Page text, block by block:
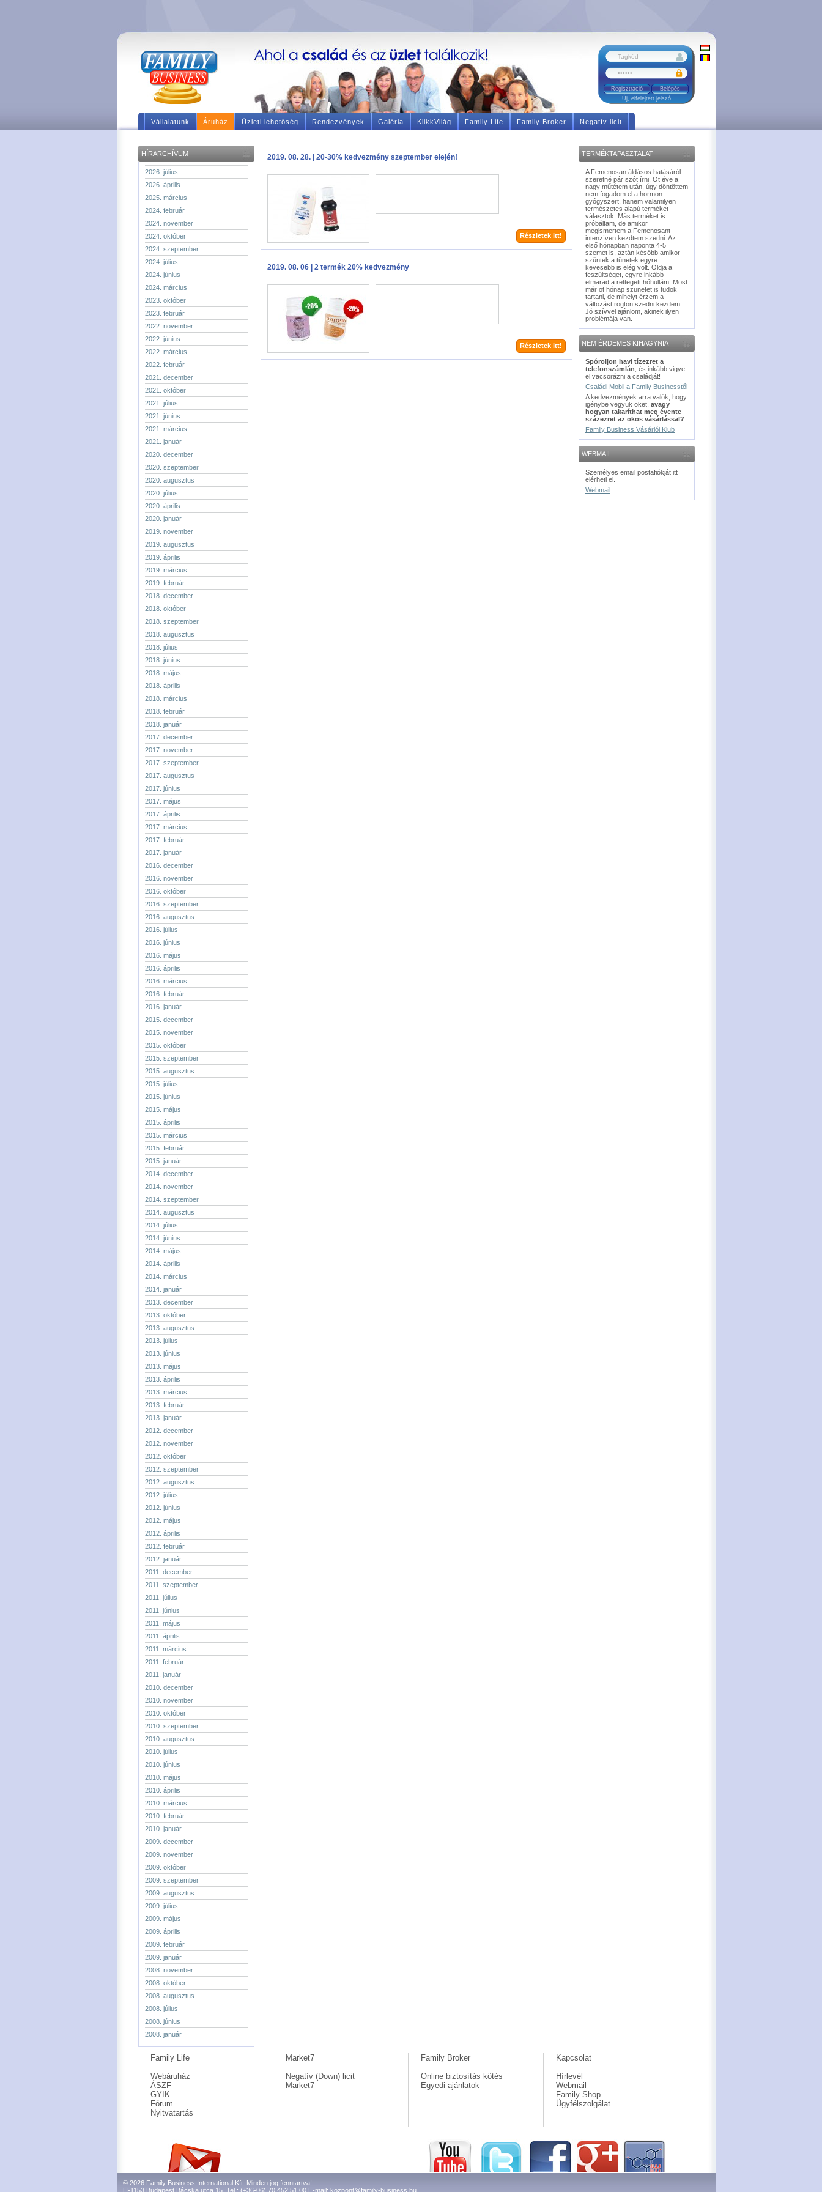
Regisztráció
Új, elfelejtett jelszó
Vállalatunk Áruház Üzleti lehetőség Rendezvények Galéria KlikkVilág Family Life Family Broker Negatív licit
HÍRARCHÍVUM
2026. július
2026. április
2025. március
2024. február
2024. november
2024. október
2024. szeptember
2024. július
2024. június
2024. március
2023. október
2023. február
2022. november
2022. június
2022. március
2022. február
2021. december
2021. október
2021. július
2021. június
2021. március
2021. január
2020. december
2020. szeptember
2020. augusztus
2020. július
2020. április
2020. január
2019. november
2019. augusztus
2019. április
2019. március
2019. február
2018. december
2018. október
2018. szeptember
2018. augusztus
2018. július
2018. június
2018. május
2018. április
2018. március
2018. február
2018. január
2017. december
2017. november
2017. szeptember
2017. augusztus
2017. június
2017. május
2017. április
2017. március
2017. február
2017. január
2016. december
2016. november
2016. október
2016. szeptember
2016. augusztus
2016. július
2016. június
2016. május
2016. április
2016. március
2016. február
2016. január
2015. december
2015. november
2015. október
2015. szeptember
2015. augusztus
2015. július
2015. június
2015. május
2015. április
2015. március
2015. február
2015. január
2014. december
2014. november
2014. szeptember
2014. augusztus
2014. július
2014. június
2014. május
2014. április
2014. március
2014. január
2013. december
2013. október
2013. augusztus
2013. július
2013. június
2013. május
2013. április
2013. március
2013. február
2013. január
2012. december
2012. november
2012. október
2012. szeptember
2012. augusztus
2012. július
2012. június
2012. május
2012. április
2012. február
2012. január
2011. december
2011. szeptember
2011. július
2011. június
2011. május
2011. április
2011. március
2011. február
2011. január
2010. december
2010. november
2010. október
2010. szeptember
2010. augusztus
2010. július
2010. június
2010. május
2010. április
2010. március
2010. február
2010. január
2009. december
2009. november
2009. október
2009. szeptember
2009. augusztus
2009. július
2009. május
2009. április
2009. február
2009. január
2008. november
2008. október
2008. augusztus
2008. július
2008. június
2008. január
2019. 08. 28. | 20-30% kedvezmény szeptember elején!
Részletek itt!
2019. 08. 06 | 2 termék 20% kedvezmény
Részletek itt!
TERMÉKTAPASZTALAT
A Femenosan áldásos hatásáról
szeretné pár szót írni. Öt éve a
nagy műtétem után, úgy döntöttem
nem fogadom el a hormon
gyógyszert, hanem valamilyen
természetes alapú terméket
választok. Más terméket is
próbáltam, de amikor
megismertem a Femenosant
intenzíven kezdtem szedni. Az
első hónapban naponta 4-5
szemet is, aztán később amikor
szűntek a tünetek egyre
kevesebb is elég volt. Oldja a
feszültséget, egyre inkább
elmarad a rettegett hőhullám. Most
már öt hónap szünetet is tudok
tartani, de mihelyt érzem a
változást rögtön szedni kezdem.
Jó szívvel ajánlom, akinek ilyen
problémája van.
NEM ÉRDEMES KIHAGYNIA
Spóroljon havi tízezret a
telefonszámlán , és inkább vigye
el vacsorázni a családját!
Családi Mobil a Family Businesstől
A kedvezmények arra valók, hogy
igénybe vegyük oket, avagy
hogyan takaríthat meg évente
százezret az okos vásárlással?
Family Business Vásárlói Klub
WEBMAIL
Személyes email postafiókját itt
elérheti el.
Webmail
Family Life
Webáruház
ÁSZF
GYIK
Fórum
Nyitvatartás
Market7
Negatív (Down) licit
Market7
Family Broker
Online biztosítás kötés
Egyedi ajánlatok
Kapcsolat
Hírlevél
Webmail
Family Shop
Ügyfélszolgálat
© 2026 Family Business International Kft. Minden jog fenntartva!
H-1153 Budapest Bácska utca 15. Tel.: (+36-06) 70 452 51 00 E-mail: kozpont@family-business.hu